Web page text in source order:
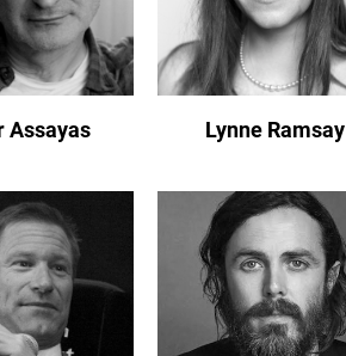
Assayas Lynne Ramsay